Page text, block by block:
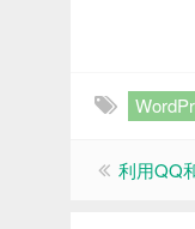
利用QQ